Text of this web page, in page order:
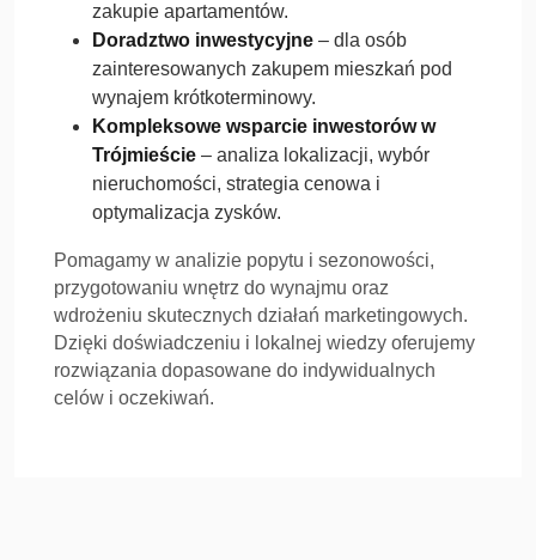
zakupie apartamentów.
Doradztwo inwestycyjne – dla osób
zainteresowanych zakupem mieszkań pod
wynajem krótkoterminowy.
Kompleksowe wsparcie inwestorów w
Trójmieście – analiza lokalizacji, wybór
nieruchomości, strategia cenowa i
optymalizacja zysków.
Pomagamy w analizie popytu i sezonowości,
przygotowaniu wnętrz do wynajmu oraz
wdrożeniu skutecznych działań marketingowych.
Dzięki doświadczeniu i lokalnej wiedzy oferujemy
rozwiązania dopasowane do indywidualnych
celów i oczekiwań.